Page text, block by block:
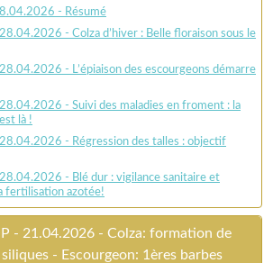
- Résumé
- Colza d’hiver : Belle floraison sous le
- L’épiaison des escourgeons démarre
- Suivi des maladies en froment : la
là !
- Régression des talles : objectif
- Blé dur : vigilance sanitaire et
fertilisation azotée!
- 21.04.2026 - Colza: formation de
- Escourgeon: 1ères barbes